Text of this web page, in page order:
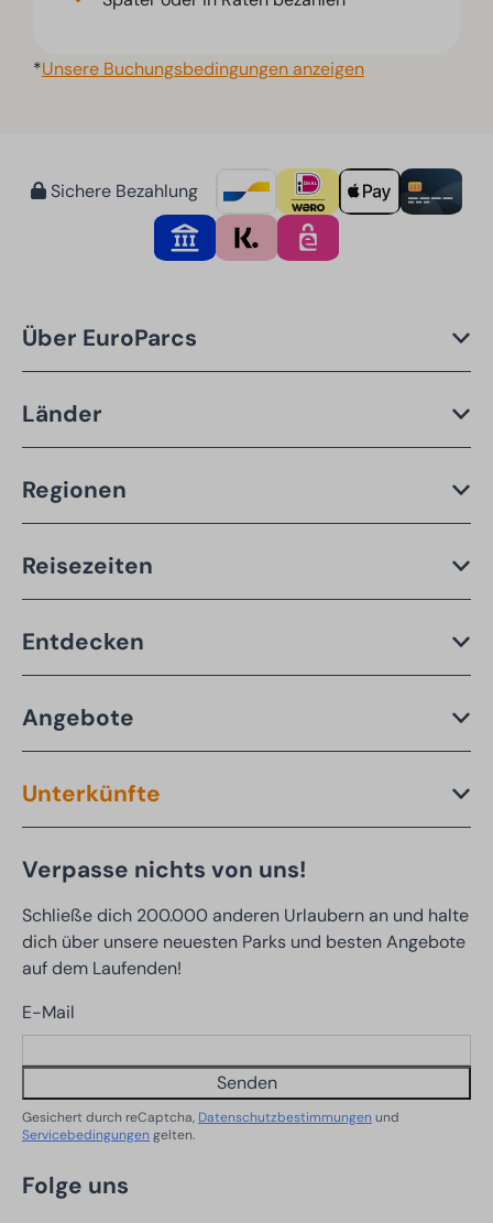
*Unsere Buchungsbedingungen anzeigen
Sichere Bezahlung
Über EuroParcs
Länder
Regionen
Reisezeiten
Entdecken
Angebote
Unterkünfte
Verpasse nichts von uns!
Schließe dich 200.000 anderen Urlaubern an und halte
dich über unsere neuesten Parks und besten Angebote
auf dem Laufenden!
E-Mail
Senden
Gesichert durch reCaptcha, Datenschutzbestimmungen und
Servicebedingungen gelten.
Folge uns